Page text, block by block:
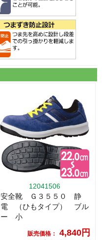
12041506
安全靴 Ｇ３５５０ 静
電 （ひもタイプ） ブル
ー 小
販売価格： 4,840円